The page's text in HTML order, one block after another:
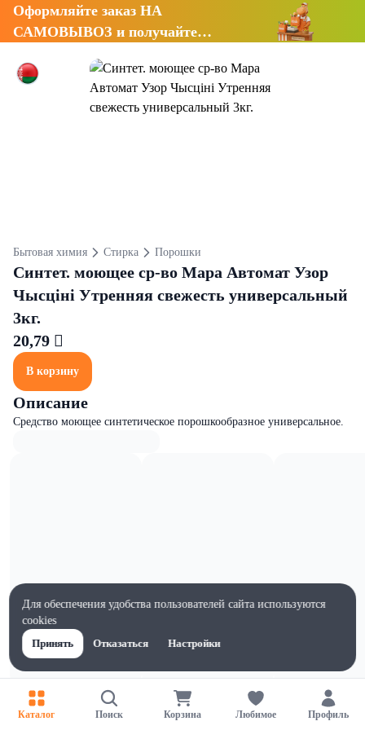
Оформляйте заказ НА
САМОВЫВОЗ и получайте
Бытовая химия Стирка Порошки
Синтет. моющее ср-во Мара Автомат Узор
Чысцiнi Утренняя свежесть универсальный
3кг.
20,79 
В корзину
Описание
Средство моющее синтетическое порошкообразное универсальное.
Характеристики
Ширина, мм
Каталог Поиск Корзина Любимое Профиль
Для обеспечения удобства пользователей сайта используются
cookies
Принять
Отказаться Настройки